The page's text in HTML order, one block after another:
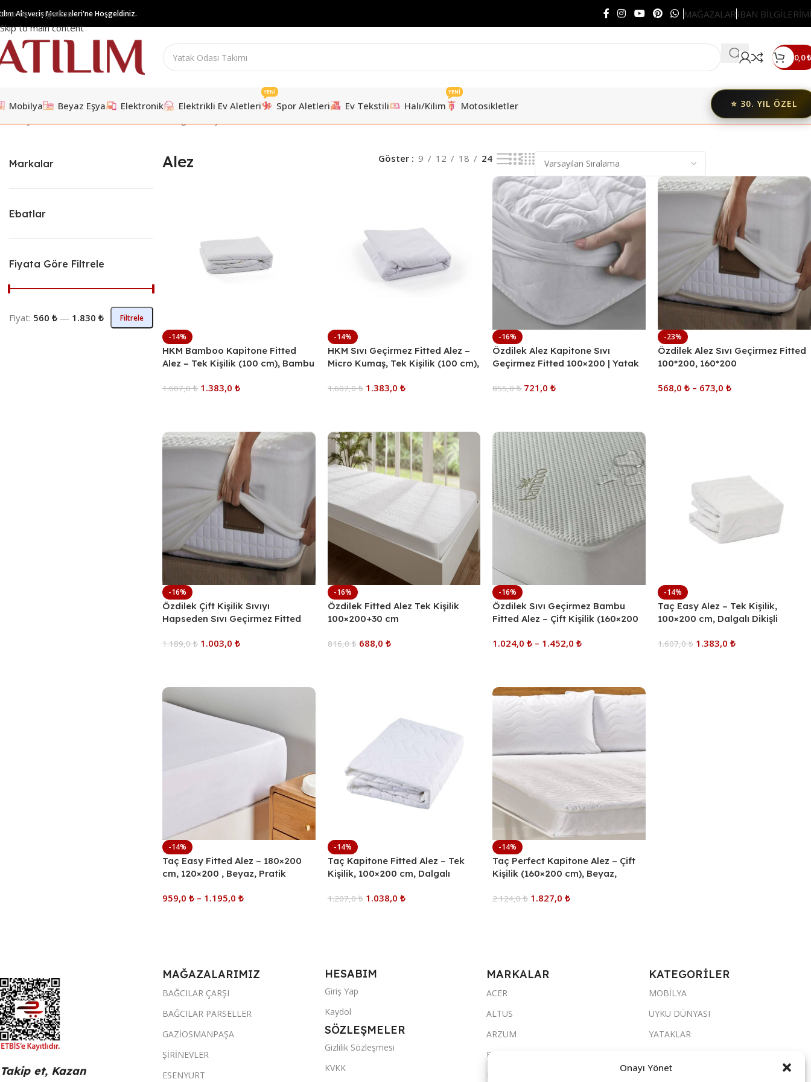
Onayı Yönet
Skip to navigation
Skip to main content
Alışveriş Merkezleri'ne Hoşgeldiniz. MAĞAZALAR IBAN
0,0₺
Mobilya Beyaz Eşya Elektronik Elektrikli Ev Aletleri Spor Aletleri
YENİ
Ev Tekstili Halı/Kilim Motosikletler
YENİ
⭐ 30. YIL ÖZEL
Markalar
Ebatlar
Fiyata Göre Filtrele
Filtrele
Fiyat: 560 ₺ — 1.830 ₺
Alez Göster 9 12 18 24
-14%
HKM Bamboo Kapitone Fitted
Alez – Tek Kişilik (100 cm), Bambu
Yatak Koruyucu
1.607,0₺ 1.383,0 ₺
-14%
HKM Sıvı Geçirmez Fitted Alez –
Micro Kumaş, Tek Kişilik (100 cm),
1.607,0₺ 1.383,0 ₺
-16%
Özdilek Alez Kapitone Sıvı
Geçirmez Fitted 100×200 | Yatak
Antialerjik
855,0₺ 721,0₺
-23%
Özdilek Alez Sıvı Geçirmez Fitted
100*200, 160*200
568,0₺ – 673,0₺
-16%
Özdilek Çift Kişilik Sıvıyı
Hapseden Sıvı Geçirmez Fitted
1.189,0₺ 1.003,0 ₺
-16%
Özdilek Fitted Alez Tek Kişilik
100×200+30 cm
816,0₺ 688,0 ₺
-16%
Özdilek Sıvı Geçirmez Bambu
Fitted Alez – Çift Kişilik (160×200
Yüzey, Üstün Koruma
1.024,0₺ – 1.452,0₺
-14%
Taç Easy Alez – Tek Kişilik,
100×200 cm, Dalgalı Dikişli
Koruyucu
1.607,0₺ 1.383,0₺
-14%
Taç Easy Fitted Alez – 180×200
cm, 120×200 , Beyaz, Pratik
959,0 ₺ – 1.195,0 ₺
-14%
Taç Kapitone Fitted Alez – Tek
Kişilik, 100×200 cm, Dalgalı
1.207,0₺ 1.038,0 ₺
-14%
Taç Perfect Kapitone Alez – Çift
Kişilik (160×200 cm), Beyaz,
Yatak Örtüsü
2.124,0₺ 1.827,0₺
Takip et, Kazan
MAĞAZALARIMIZ
BAĞCILAR ÇARŞI
BAĞCILAR PARSELLER
GAZİOSMANPAŞA
ŞİRİNEVLER
ESENYURT
HESABIM
Giriş Yap
Kaydol
SÖZLEŞMELER
Gizlilik Sözleşmesi
KVKK
MARKALAR
ACER
ALTUS
ARZUM
BRAUN
KATEGORİLER
MOBİLYA
UYKU DÜNYASI
YATAKLAR